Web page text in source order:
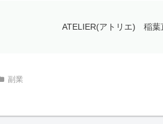
ATELIER(アトリエ) 稲葉
副業